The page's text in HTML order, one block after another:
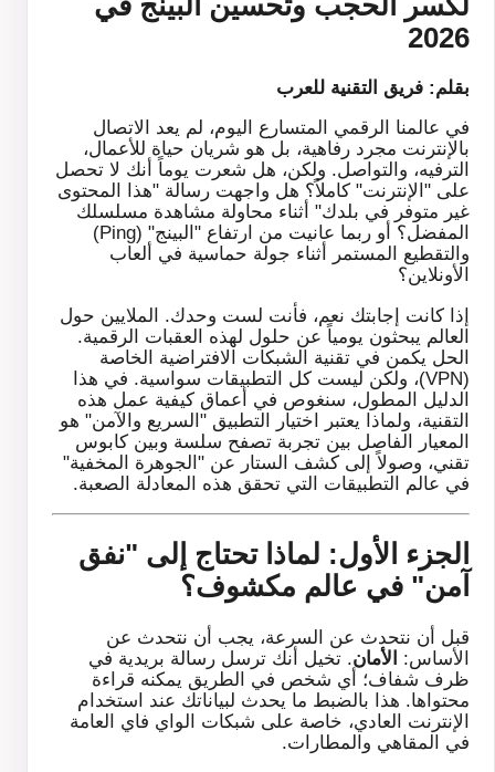
2026
بقلم: فريق التقنية للعرب
في عالمنا الرقمي المتسارع اليوم، لم يعد الاتصال
بالإنترنت مجرد رفاهية، بل هو شريان حياة للأعمال،
الترفيه، والتواصل. ولكن، هل شعرت يوماً أنك لا تحصل
على "الإنترنت" كاملاً؟ هل واجهت رسالة "هذا المحتوى
غير متوفر في بلدك" أثناء محاولة مشاهدة مسلسلك
المفضل؟ أو ربما عانيت من ارتفاع "البينج" (Ping)
والتقطيع المستمر أثناء جولة حماسية في ألعاب
الأونلاين؟
إذا كانت إجابتك نعم، فأنت لست وحدك. الملايين حول
العالم يبحثون يومياً عن حلول لهذه العقبات الرقمية.
الحل يكمن في تقنية الشبكات الافتراضية الخاصة
(VPN)، ولكن ليست كل التطبيقات سواسية. في هذا
الدليل المطول، سنغوص في أعماق كيفية عمل هذه
التقنية، ولماذا يعتبر اختيار التطبيق "السريع والآمن" هو
المعيار الفاصل بين تجربة تصفح سلسة وبين كابوس
تقني، وصولاً إلى كشف الستار عن "الجوهرة المخفية"
في عالم التطبيقات التي تحقق هذه المعادلة الصعبة.
الجزء الأول: لماذا تحتاج إلى "نفق
آمن" في عالم مكشوف؟
قبل أن نتحدث عن السرعة، يجب أن نتحدث عن
الأساس: الأمان. تخيل أنك ترسل رسالة بريدية في
ظرف شفاف؛ أي شخص في الطريق يمكنه قراءة
محتواها. هذا بالضبط ما يحدث لبياناتك عند استخدام
الإنترنت العادي، خاصة على شبكات الواي فاي العامة
في المقاهي والمطارات.